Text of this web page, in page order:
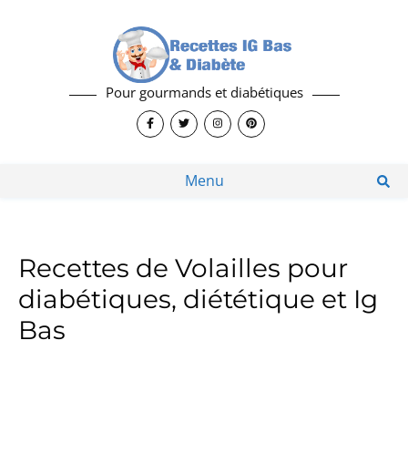
Pour gourmands et diabétiques
Menu
Recettes de Volailles pour
diabétiques, diététique et Ig
Bas